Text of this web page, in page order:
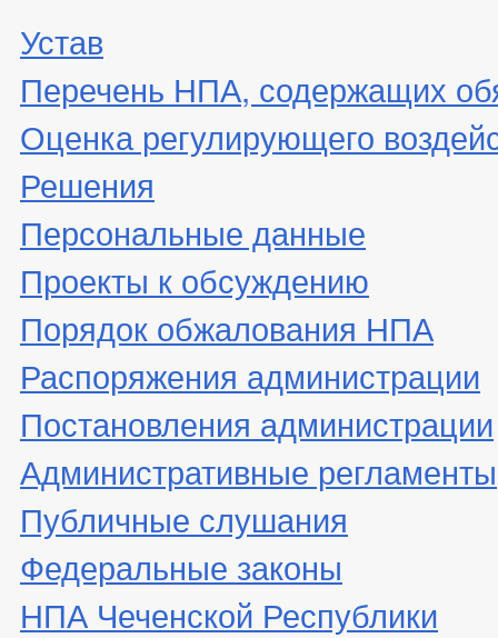
Устав
Перечень НПА, содержащих
Оценка регулирующего
Решения
Персональные данные
Проекты к обсуждению
Порядок обжалования НПА
Распоряжения администрации
Постановления администрации
Административные регламенты
Публичные слушания
Федеральные законы
НПА Чеченской Республики